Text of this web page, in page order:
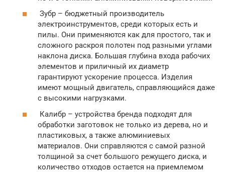
Зубр – бюджетный производитель
электроинструментов, среди которых есть и
пилы. Они применяются как для простого, так и
сложного раскроя полотен под разными углами
наклона диска. Большая глубина входа рабочих
элементов и приличный их диаметр
гарантируют ускорение процесса. Изделия
имеют мощный двигатель, справляющийся даже
с высокими нагрузками.
Калибр – устройства бренда подходят для
обработки заготовок не только из дерева, но и
пластиковых, а также алюминиевых
материалов. Они справляются с самой разной
толщиной за счет большого режущего диска, и
количество отходов остается на приемлемом